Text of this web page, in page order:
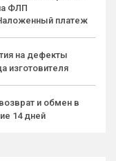
ФЛП
платеж
на дефекты
изготовителя
и обмен в
14 дней